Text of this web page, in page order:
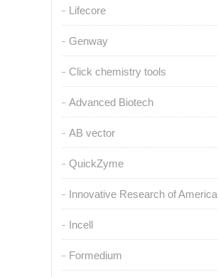
Lifecore
Genway
Click chemistry tools
Advanced Biotech
AB vector
QuickZyme
Innovative Research of America
Incell
Formedium